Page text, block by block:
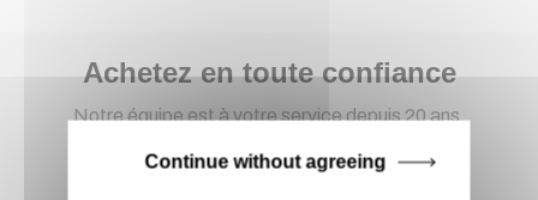
Achetez en toute confiance
Notre équipe est à votre service depuis 20 ans.
Continue without agreeing